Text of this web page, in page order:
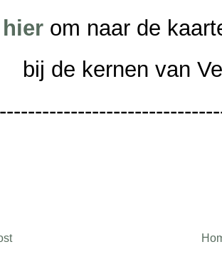
hier om naar de
bij de kernen van